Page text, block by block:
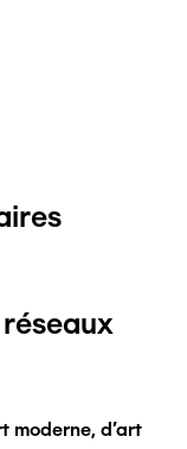
moderne, d'art